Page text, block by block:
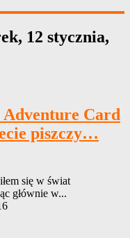
12 stycznia,
Card
piszczy…
się w świat
głównie w...